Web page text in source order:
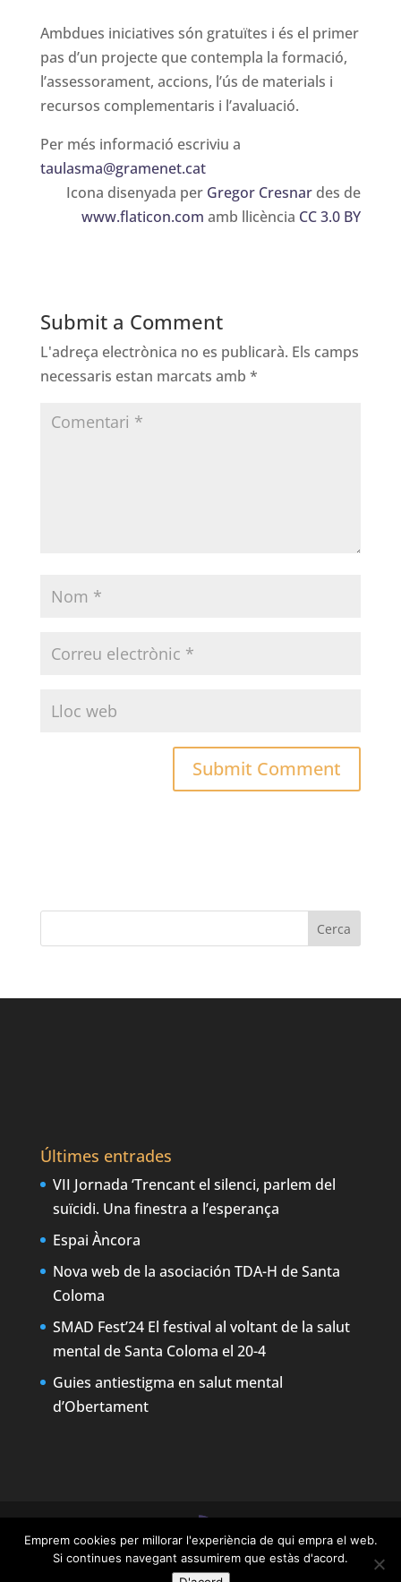
Ambdues iniciatives són gratuïtes i és el primer
pas d’un projecte que contempla la formació,
l’assessorament, accions, l’ús de materials i
recursos complementaris i l’avaluació.
Per més informació escriviu a
taulasma@gramenet.cat
Icona disenyada per Gregor Cresnar des de
www.flaticon.com amb llicència CC 3.0 BY
Submit a Comment
L'adreça electrònica no es publicarà. Els camps
necessaris estan marcats amb *
Últimes entrades
VII Jornada ‘Trencant el silenci, parlem del
suïcidi. Una finestra a l’esperança
Espai Àncora
Nova web de la asociación TDA-H de Santa
Coloma
SMAD Fest’24 El festival al voltant de la salut
mental de Santa Coloma el 20-4
Guies antiestigma en salut mental
d’Obertament
Designed byElegant Themes| Powered by
Emprem cookies per millorar l'experiència de qui empra el web.
Si continues navegant assumirem que estàs d'acord.